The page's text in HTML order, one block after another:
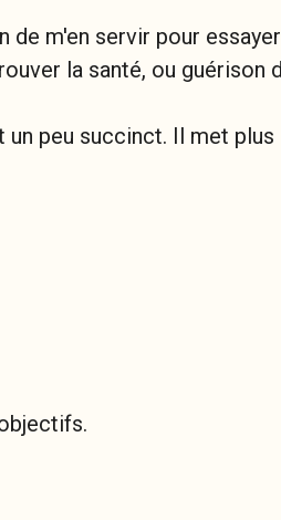
de m'en servir pour
la santé, ou guérison
peu succinct. Il met